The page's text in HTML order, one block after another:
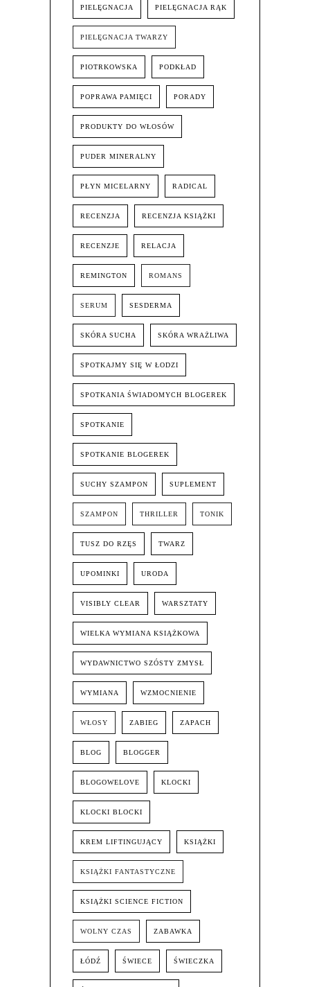
PIELĘGNACJA PIELĘGNACJA RĄK
PIELĘGNACJA TWARZY
PIOTRKOWSKA PODKŁAD
POPRAWA PAMIĘCI PORADY
PRODUKTY DO WŁOSÓW
PUDER MINERALNY
PŁYN MICELARNY RADICAL
RECENZJA RECENZJA KSIĄŻKI
RECENZJE RELACJA
REMINGTON ROMANS
SERUM SESDERMA
SKÓRA SUCHA SKÓRA WRAŻLIWA
SPOTKAJMY SIĘ W ŁODZI
SPOTKANIA ŚWIADOMYCH BLOGEREK
SPOTKANIE
SPOTKANIE BLOGEREK
SUCHY SZAMPON SUPLEMENT
SZAMPON THRILLER TONIK
TUSZ DO RZĘS TWARZ
UPOMINKI URODA
VISIBLY CLEAR WARSZTATY
WIELKA WYMIANA KSIĄŻKOWA
WYDAWNICTWO SZÓSTY ZMYSŁ
WYMIANA WZMOCNIENIE
WŁOSY ZABIEG ZAPACH
BLOG BLOGGER
BLOGOWELOVE KLOCKI
KLOCKI BLOCKI
KREM LIFTINGUJĄCY KSIĄŻKI
KSIĄŻKI FANTASTYCZNE
KSIĄŻKI SCIENCE FICTION
WOLNY CZAS ZABAWKA
ŁÓDŹ ŚWIECE ŚWIECZKA